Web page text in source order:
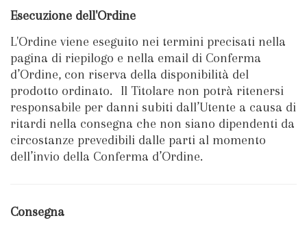
Esecuzione dell'Ordine
L'Ordine viene eseguito nei termini precisati nella
pagina di riepilogo e nella email di Conferma
d’Ordine, con riserva della disponibilità del
prodotto ordinato. Il Titolare non potrà ritenersi
responsabile per danni subiti dall’Utente a causa di
ritardi nella consegna che non siano dipendenti da
circostanze prevedibili dalle parti al momento
dell’invio della Conferma d’Ordine.
Consegna